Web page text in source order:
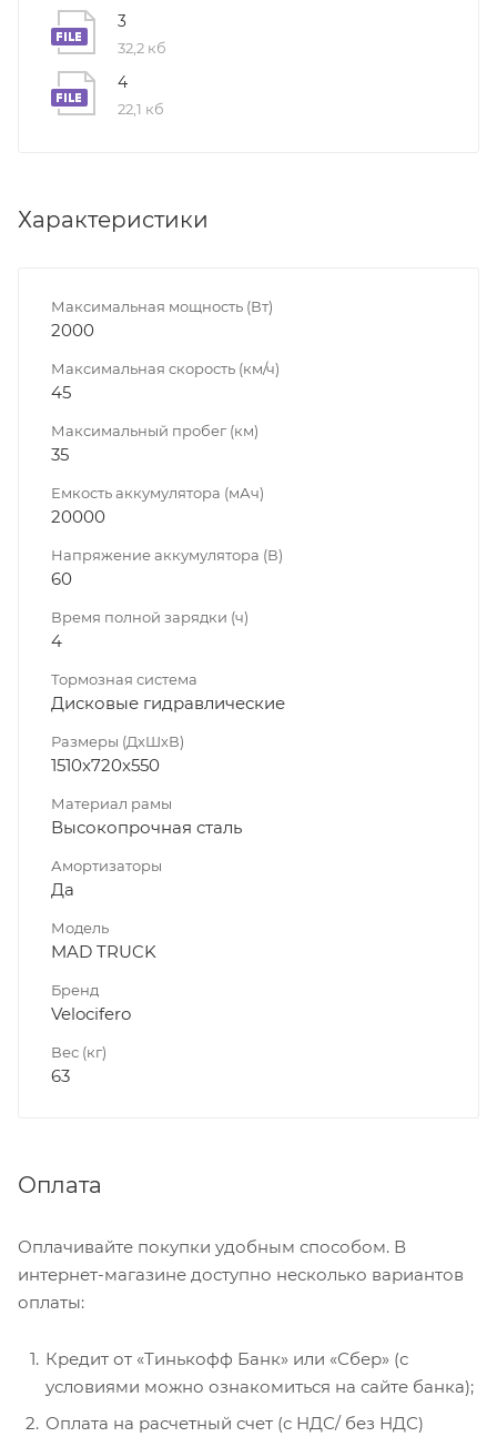
3
32,2 кб
4
22,1 кб
Характеристики
Максимальная мощность (Вт)
2000
Максимальная скорость (км/ч)
45
Максимальный пробег (км)
35
Емкость аккумулятора (мАч)
20000
Напряжение аккумулятора (В)
60
Время полной зарядки (ч)
4
Тормозная система
Дисковые гидравлические
Размеры (ДхШхВ)
1510x720x550
Материал рамы
Высокопрочная сталь
Амортизаторы
Да
Модель
MAD TRUCK
Бренд
Velocifero
Вес (кг)
63
Оплата
Оплачивайте покупки удобным способом. В
интернет-магазине доступно несколько вариантов
оплаты:
Кредит от «Тинькофф Банк» или «Сбер» (с
условиями можно ознакомиться на сайте банка);
Оплата на расчетный счет (с НДС/ без НДС)